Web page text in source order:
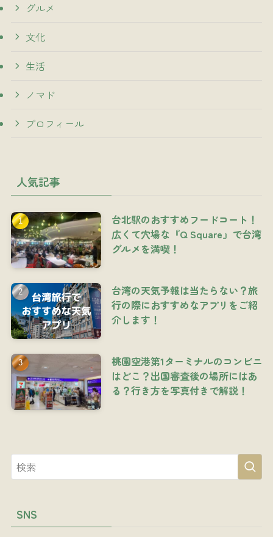
グルメ
文化
生活
ノマド
プロフィール
人気記事
台北駅のおすすめフードコート！
広くて穴場な『Q Square』で台湾
グルメを満喫！
台湾の天気予報は当たらない？旅
行の際におすすめなアプリをご紹
介します！
桃園空港第1ターミナルのコンビニ
はどこ？出国審査後の場所にはあ
る？行き方を写真付きで解説！
SNS